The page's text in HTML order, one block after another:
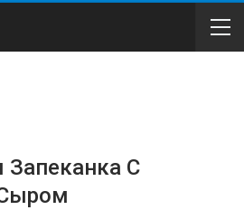
Запеканка С